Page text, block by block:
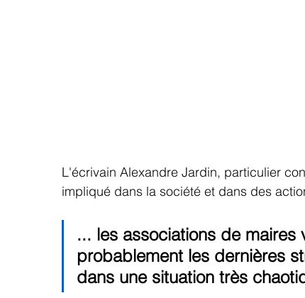
L'écrivain Alexandre Jardin, particulier
impliqué dans la société et dans des
... les associations de maires
probablement les dernières
dans une situation très